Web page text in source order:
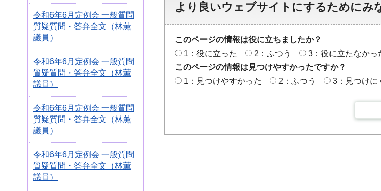
令和6年6月定例会 一般質問
質疑質問・答弁全文（林薫
議員）
令和6年6月定例会 一般質問
質疑質問・答弁全文（林薫
議員）
令和6年6月定例会 一般質問
質疑質問・答弁全文（林薫
議員）
令和6年6月定例会 一般質問
質疑質問・答弁全文（林薫
議員）
より良いウェブサイトにするためにみ
このページの情報は役に立ちましたか？
1：役に立った
2：ふつう
3：役に立たなかっ
このページの情報は見つけやすかったですか？
1：見つけやすかった
2：ふつう 3：見つけに